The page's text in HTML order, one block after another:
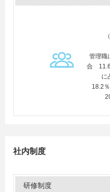
管理職
合 11.6
に
18.2
社内制度
研修制度